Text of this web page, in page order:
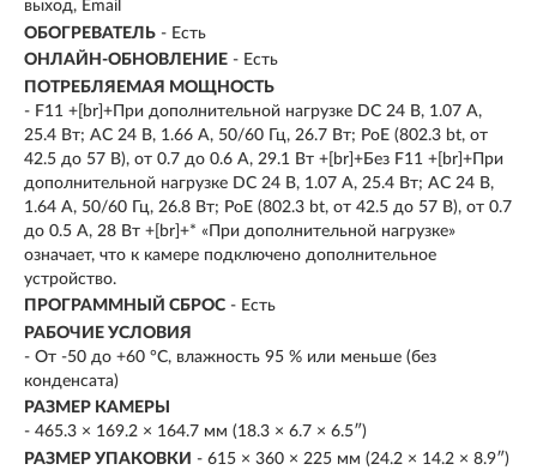
выход, Email
ОБОГРЕВАТЕЛЬ - Есть
ОНЛАЙН-ОБНОВЛЕНИЕ - Есть
ПОТРЕБЛЯЕМАЯ МОЩНОСТЬ
- F11 +[br]+При дополнительной нагрузке DC 24 В, 1.07 A,
25.4 Вт; AC 24 В, 1.66 A, 50/60 Гц, 26.7 Вт; PoE (802.3 bt, от
42.5 до 57 В), от 0.7 до 0.6 A, 29.1 Вт +[br]+Без F11 +[br]+При
дополнительной нагрузке DC 24 В, 1.07 A, 25.4 Вт; AC 24 В,
1.64 A, 50/60 Гц, 26.8 Вт; PoE (802.3 bt, от 42.5 до 57 В), от 0.7
до 0.5 A, 28 Вт +[br]+* «При дополнительной нагрузке»
означает, что к камере подключено дополнительное
устройство.
ПРОГРАММНЫЙ СБРОС - Есть
РАБОЧИЕ УСЛОВИЯ
- От -50 до +60 °C, влажность 95 % или меньше (без
конденсата)
РАЗМЕР КАМЕРЫ
- 465.3 × 169.2 × 164.7 мм (18.3 × 6.7 × 6.5″)
РАЗМЕР УПАКОВКИ - 615 × 360 × 225 мм (24.2 × 14.2 × 8.9″)